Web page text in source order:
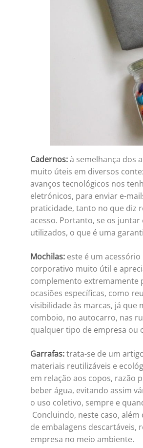
Cadernos:à semelhança dos
muito úteis em diversos
avanços tecnológicos nos
eletrónicos, para enviar e-
praticidade, tanto no que diz
acesso. Portanto, se os
utilizados, o que é uma
Mochilas: este é um
corporativo muito útil e
complemento extremamente
ocasiões específicas, como
visibilidade às marcas, já que
comboio, no autocarro, nas
qualquer tipo de empresa ou
Garrafas:trata-se de um
materiais reutilizáveis e
em relação aos copos, razão
beber água, evitando assim
o uso coletivo, sempre e
Concluindo, neste caso,
de embalagens
empresa no meio ambiente.